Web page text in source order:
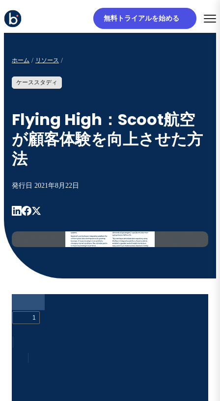
無料トライアルを始める
ホーム リソース
ケーススタディ
Flying High：Scoot航空
が顧客体験を向上させた方
法
発行日 2021年8月22日